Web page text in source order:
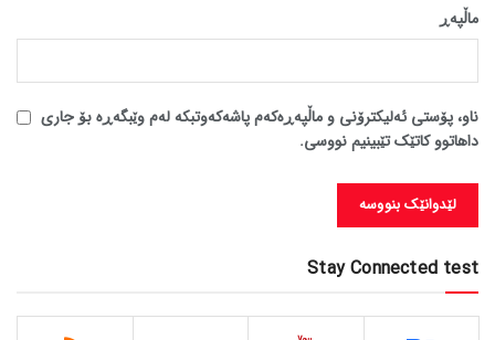
ماڵپه‌ڕ
ناو، پۆستی ئەلیکترۆنی و ماڵپەڕەکەم پاشەکەوتبکە لەم وێبگەڕە بۆ جاری
داهاتوو کاتێک تێبینیم نووسی.
Stay Connected test